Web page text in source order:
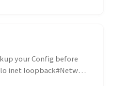
your Config before
inet loopback#Network